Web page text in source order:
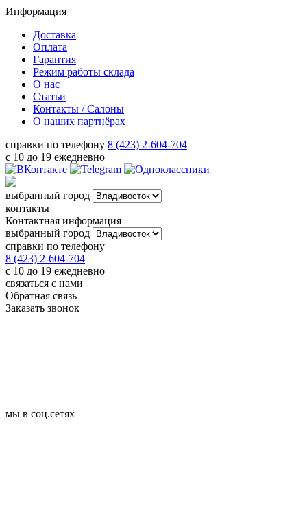
Информация
Доставка
Оплата
Гарантия
Режим работы склада
О нас
Статьи
Контакты / Салоны
О наших партнёрах
справки по телефону 8 (423) 2-604-704
с 10 до 19 ежедневно
выбранный город
контакты
Контактная информация
выбранный город
справки по телефону
8 (423) 2-604-704
с 10 до 19 ежедневно
связаться с нами
Обратная связь
Заказать звонок
мы в соц.сетях